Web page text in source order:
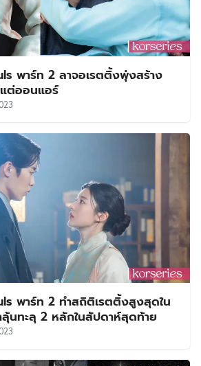
พาร์ท 2 ลาจอเรตติ้งพุ่งสร้าง
ต่ออนแอร์
พาร์ท 2 ทำสถิติเรตติ้งสูงสุดใน
นทะลุ 2 หลักในสัปดาห์สุดท้าย